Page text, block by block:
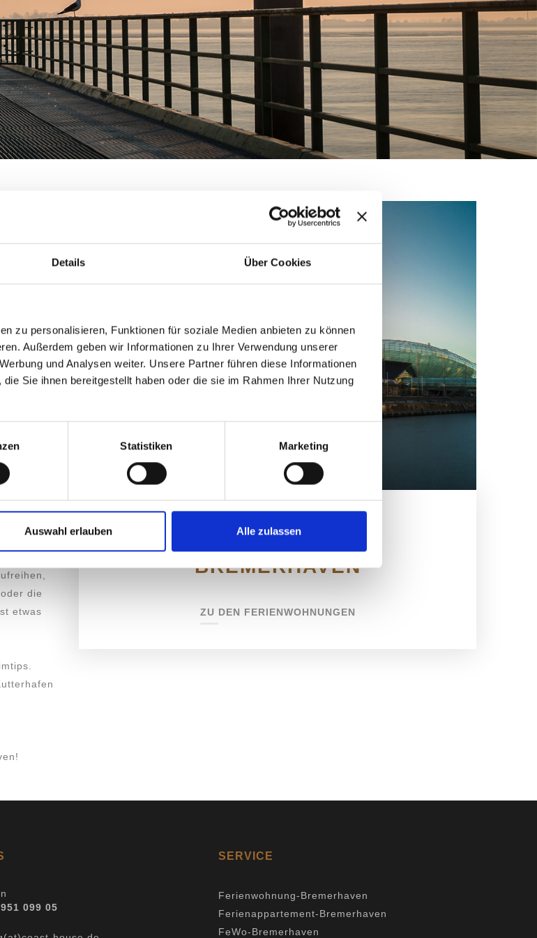
Details Über Cookies
zu personalisieren, Funktionen für soziale Medien anbieten zu können
Außerdem geben wir Informationen zu Ihrer Verwendung unserer
und Analysen weiter. Unsere Partner führen diese Informationen
Sie ihnen bereitgestellt haben oder die sie im Rahmen Ihrer Nutzung
Statistiken Marketing
Auswahl erlauben Alle zulassen
in der
bis
Kurze
sind für
wie
maritime
die
etwas
BREMERHAVEN
ZU DEN FERIENWOHNUNGEN
099 05
SERVICE
Ferienwohnung-Bremerhaven
Ferienappartement-Bremerhaven
FeWo-Bremerhaven